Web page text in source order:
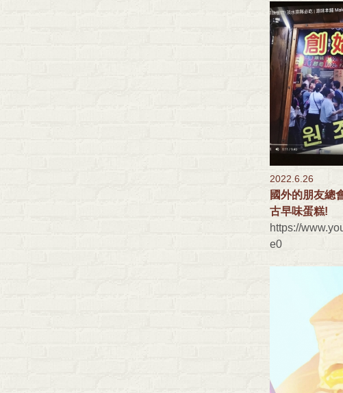
2022.6.26
國外的朋友總
古早味蛋糕!
https://
e0